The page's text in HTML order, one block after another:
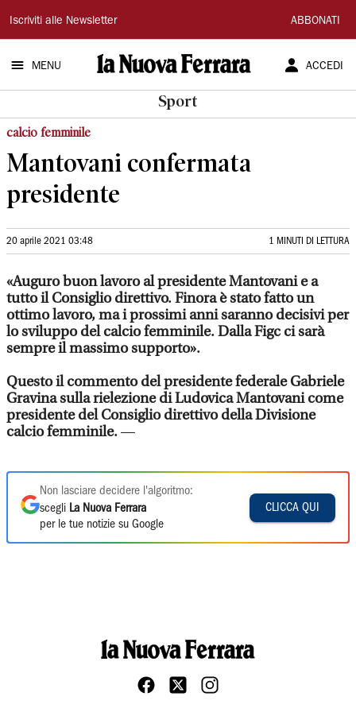
La
Nuova
Ferrara
Iscriviti alle Newsletter ABBONATI
MENU ACCEDI
Sport
calcio femminile
Mantovani confermata
presidente
20 aprile 2021 03:48 1 MINUTI DI LETTURA
«Auguro buon lavoro al presidente Mantovani e a
tutto il Consiglio direttivo. Finora è stato fatto un
ottimo lavoro, ma i prossimi anni saranno decisivi per
lo sviluppo del calcio femminile. Dalla Figc ci sarà
sempre il massimo supporto».
Questo il commento del presidente federale Gabriele
Gravina sulla rielezione di Ludovica Mantovani come
presidente del Consiglio direttivo della Divisione
calcio femminile.—
Non lasciare decidere l'algoritmo:
scegli La Nuova Ferrara
per le tue notizie su Google
CLICCA QUI